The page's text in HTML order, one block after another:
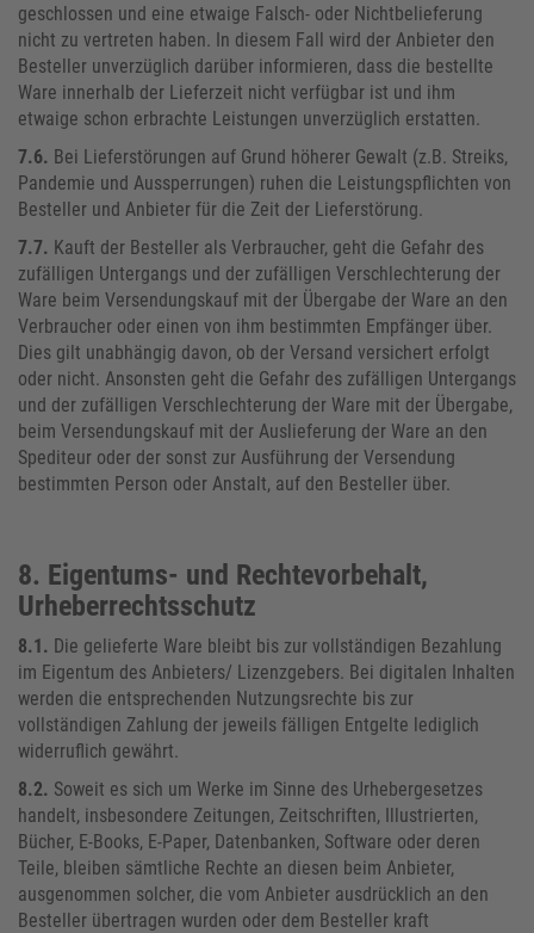
geschlossen und eine etwaige Falsch- oder Nichtbelieferung
nicht zu vertreten haben. In diesem Fall wird der Anbieter den
Besteller unverzüglich darüber informieren, dass die bestellte
Ware innerhalb der Lieferzeit nicht verfügbar ist und ihm
etwaige schon erbrachte Leistungen unverzüglich erstatten.
7.6. Bei Lieferstörungen auf Grund höherer Gewalt (z.B. Streiks,
Pandemie und Aussperrungen) ruhen die Leistungspflichten von
Besteller und Anbieter für die Zeit der Lieferstörung.
7.7. Kauft der Besteller als Verbraucher, geht die Gefahr des
zufälligen Untergangs und der zufälligen Verschlechterung der
Ware beim Versendungskauf mit der Übergabe der Ware an den
Verbraucher oder einen von ihm bestimmten Empfänger über.
Dies gilt unabhängig davon, ob der Versand versichert erfolgt
oder nicht. Ansonsten geht die Gefahr des zufälligen Untergangs
und der zufälligen Verschlechterung der Ware mit der Übergabe,
beim Versendungskauf mit der Auslieferung der Ware an den
Spediteur oder der sonst zur Ausführung der Versendung
bestimmten Person oder Anstalt, auf den Besteller über.
8. Eigentums- und Rechtevorbehalt,
Urheberrechtsschutz
8.1. Die gelieferte Ware bleibt bis zur vollständigen Bezahlung
im Eigentum des Anbieters/ Lizenzgebers. Bei digitalen Inhalten
werden die entsprechenden Nutzungsrechte bis zur
vollständigen Zahlung der jeweils fälligen Entgelte lediglich
widerruflich gewährt.
8.2. Soweit es sich um Werke im Sinne des Urhebergesetzes
handelt, insbesondere Zeitungen, Zeitschriften, Illustrierten,
Bücher, E-Books, E-Paper, Datenbanken, Software oder deren
Teile, bleiben sämtliche Rechte an diesen beim Anbieter,
ausgenommen solcher, die vom Anbieter ausdrücklich an den
Besteller übertragen wurden oder dem Besteller kraft